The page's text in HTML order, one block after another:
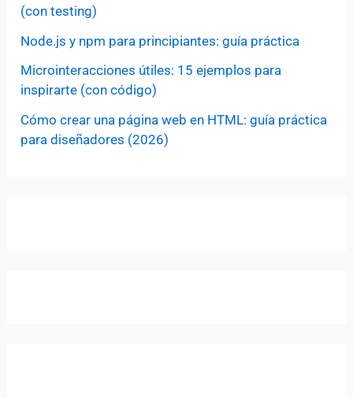
(con testing)
Node.js y npm para principiantes: guía práctica
Microinteracciones útiles: 15 ejemplos para
inspirarte (con código)
Cómo crear una página web en HTML: guía práctica
para diseñadores (2026)